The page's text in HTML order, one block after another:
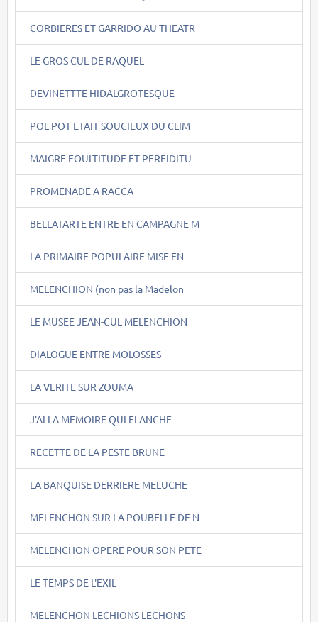
CORBIERES ET GARRIDO AU THEATR
LE GROS CUL DE RAQUEL
DEVINETTTE HIDALGROTESQUE
POL POT ETAIT SOUCIEUX DU CLIM
MAIGRE FOULTITUDE ET PERFIDITU
PROMENADE A RACCA
BELLATARTE ENTRE EN CAMPAGNE M
LA PRIMAIRE POPULAIRE MISE EN
MELENCHION (non pas la Madelon
LE MUSEE JEAN-CUL MELENCHION
DIALOGUE ENTRE MOLOSSES
LA VERITE SUR ZOUMA
J'AI LA MEMOIRE QUI FLANCHE
RECETTE DE LA PESTE BRUNE
LA BANQUISE DERRIERE MELUCHE
MELENCHON SUR LA POUBELLE DE N
MELENCHON OPERE POUR SON PETE
LE TEMPS DE L'EXIL
MELENCHON LECHIONS LECHONS